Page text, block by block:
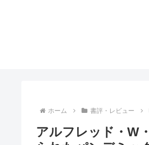
ホーム 書評・レビュー
アルフレッド・W